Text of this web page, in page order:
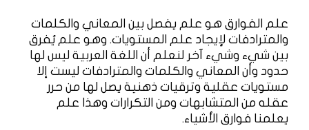
علم الفوارق هو علم يفصل بين المعاني والكلمات
والمترادفات لإيجاد علم المستويات. وهو علم يُفرق
بين شيء وشيء آخر لنعلم أن اللغة العربية ليس لها
حدود وأن المعاني والكلمات والمترادفات ليست إلا
مستويات عقلية وترقيات ذهنية يصل لها من حرر
عقله من المتشابهات ومن التكرارات وهذا علم
يعلمنا فوارق الأشياء.